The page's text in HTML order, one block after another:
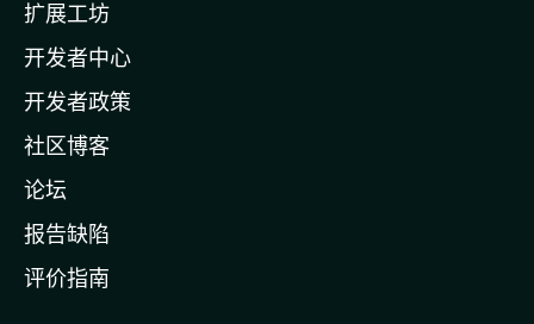
a
主
页
扩展工坊
开发者中心
开发者政策
社区博客
论坛
报告缺陷
评价指南